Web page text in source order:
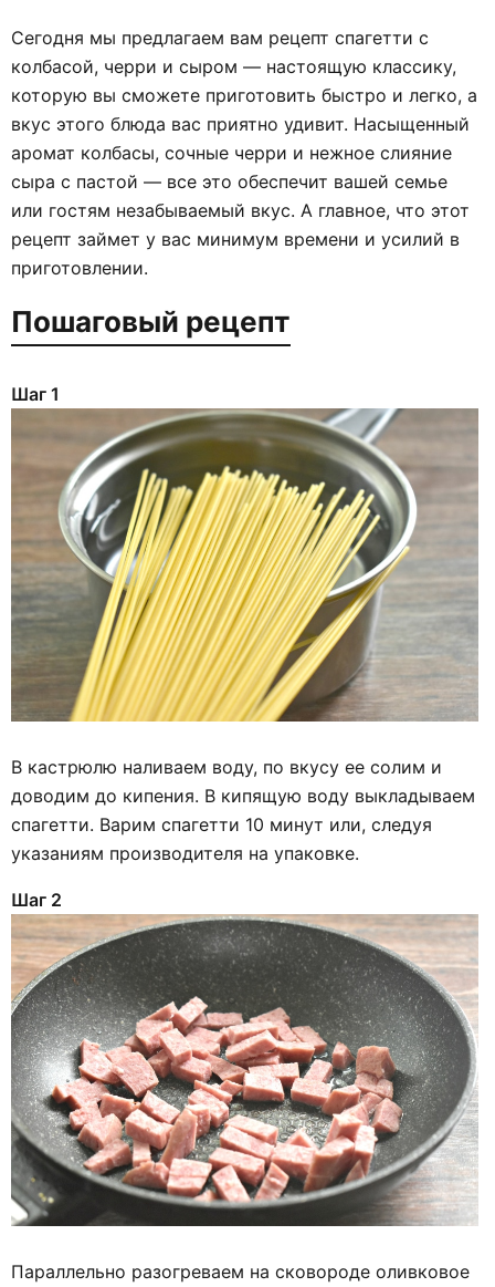
Сегодня мы предлагаем вам рецепт спагетти с
колбасой, черри и сыром — настоящую классику,
которую вы сможете приготовить быстро и легко, а
вкус этого блюда вас приятно удивит. Насыщенный
аромат колбасы, сочные черри и нежное слияние
сыра с пастой — все это обеспечит вашей семье
или гостям незабываемый вкус. А главное, что этот
рецепт займет у вас минимум времени и усилий в
приготовлении.
Пошаговый рецепт
Шаг 1
В кастрюлю наливаем воду, по вкусу ее солим и
доводим до кипения. В кипящую воду выкладываем
спагетти. Варим спагетти 10 минут или, следуя
указаниям производителя на упаковке.
Шаг 2
Параллельно разогреваем на сковороде оливковое